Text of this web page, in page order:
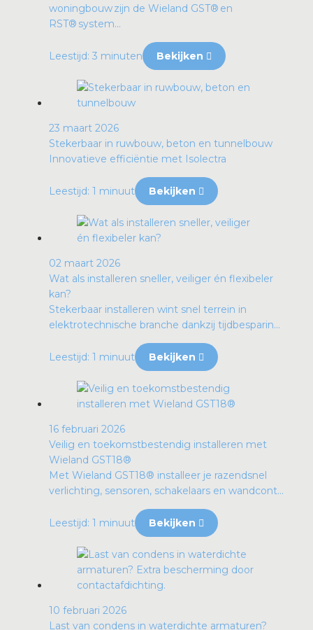
woningbouw zijn de Wieland GST® en
RST® system...
Leestijd: 3 minuten Bekijken
23 maart 2026
Stekerbaar in ruwbouw, beton en tunnelbouw
Innovatieve efficiëntie met Isolectra
Leestijd: 1 minuut Bekijken
02 maart 2026
Wat als installeren sneller, veiliger én flexibeler
kan?
Stekerbaar installeren wint snel terrein in
elektrotechnische branche dankzij tijdbesparin...
Leestijd: 1 minuut Bekijken
16 februari 2026
Veilig en toekomstbestendig installeren met
Wieland GST18®
Met Wieland GST18® installeer je razendsnel
verlichting, sensoren, schakelaars en wandcont...
Leestijd: 1 minuut Bekijken
10 februari 2026
Last van condens in waterdichte armaturen?